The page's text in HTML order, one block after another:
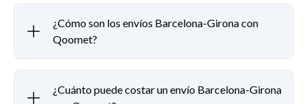
¿Cómo son los envíos Barcelona-Girona con
Qoomet?
¿Cuánto puede costar un envío Barcelona-Girona